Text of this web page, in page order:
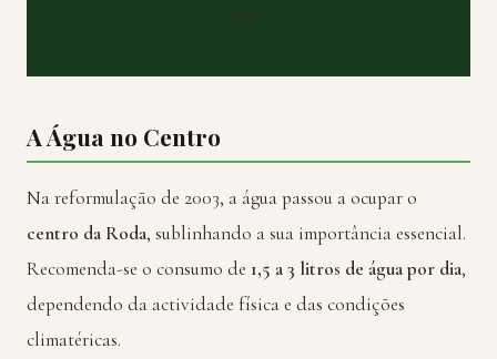
ano.
A Água no Centro
Na reformulação de 2003, a água passou a ocupar o
centro da Roda, sublinhando a sua importância essencial.
Recomenda-se o consumo de 1,5 a 3 litros de água por dia,
dependendo da actividade física e das condições
climatéricas.